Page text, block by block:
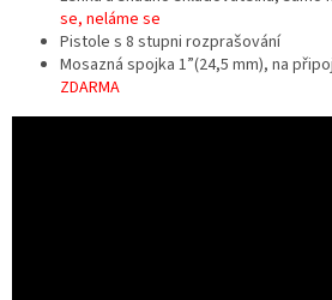
se, neláme se
Pistole s 8 stupni rozprašování
Mosazná spojka 1”(24,5 mm), na
ZDARMA